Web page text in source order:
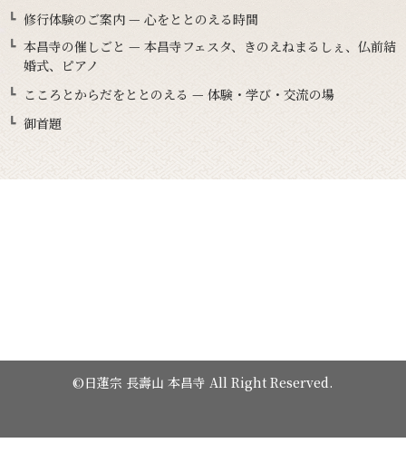
修行体験のご案内 — 心をととのえる時間
本昌寺の催しごと — 本昌寺フェスタ、きのえねまるしぇ、仏前結
婚式、ピアノ
こころとからだをととのえる — 体験・学び・交流の場
御首題
©日蓮宗 長壽山 本昌寺 All Right Reserved.